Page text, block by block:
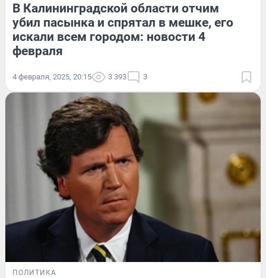
В Калининградской области отчим
убил пасынка и спрятал в мешке, его
искали всем городом: новости 4
февраля
4 февраля, 2025, 20:15 3 393 3
ПОЛИТИКА